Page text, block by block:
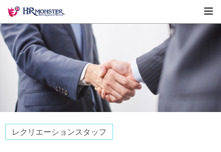
レクリエーションスタッフ